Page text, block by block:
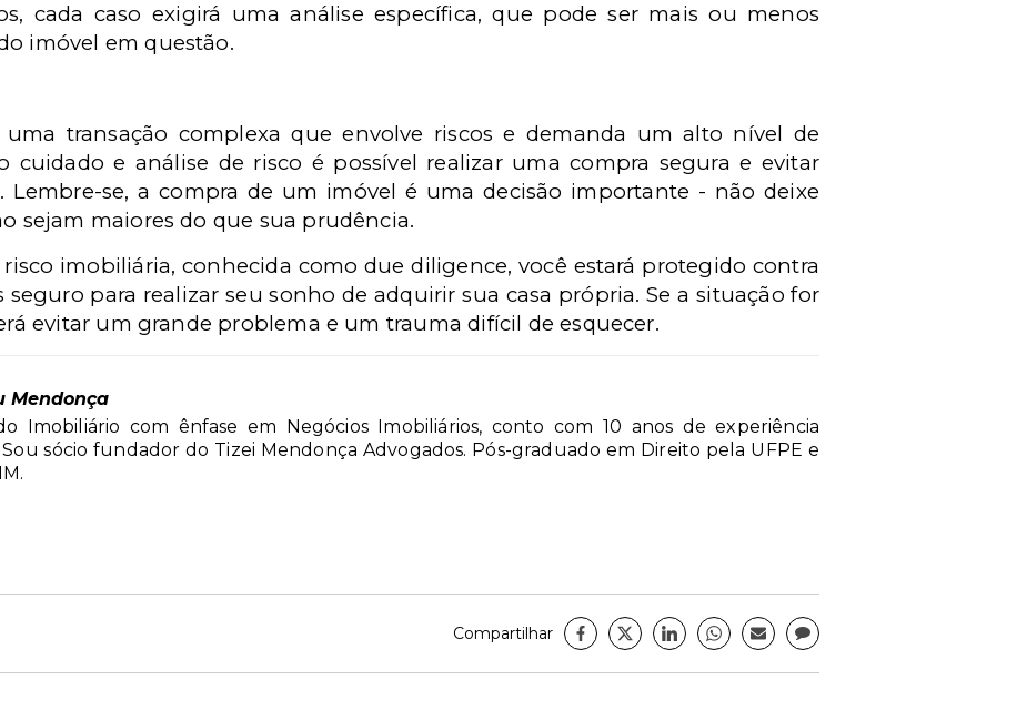
cada caso exigirá uma análise específica, que pode ser mais ou menos
imóvel em questão.
transação complexa que envolve riscos e demanda um alto nível de
cuidado e análise de risco é possível realizar uma compra segura e evitar
Lembre-se, a compra de um imóvel é uma decisão importante - não deixe
sejam maiores do que sua prudência.
imobiliária, conhecida como due diligence, você estará protegido contra
seguro para realizar seu sonho de adquirir sua casa própria. Se a situação for
evitar um grande problema e um trauma difícil de esquecer.
Mendonça
Imobiliário com ênfase em Negócios Imobiliários, conto com 10 anos de experiência
sócio fundador do Tizei Mendonça Advogados. Pós-graduado em Direito pela UFPE e
Compartilhar